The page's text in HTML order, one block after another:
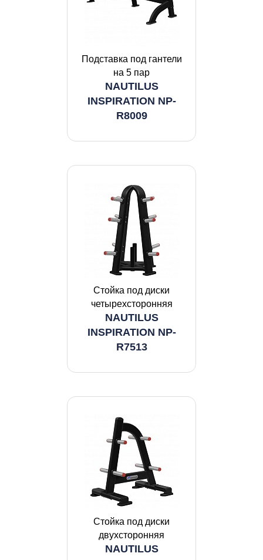
Подставка под гантели
на 5 пар
NAUTILUS
INSPIRATION NP-
R8009
Стойка под диски
четырехсторонняя
NAUTILUS
INSPIRATION NP-
R7513
Стойка под диски
двухсторонняя
NAUTILUS